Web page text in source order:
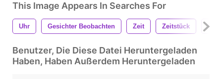
This Image Appears In Searches For
Uhr Gesichter Beobachten Zeit Zeitstück
Benutzer, Die Diese Datei Heruntergeladen
Haben, Haben Außerdem Heruntergeladen